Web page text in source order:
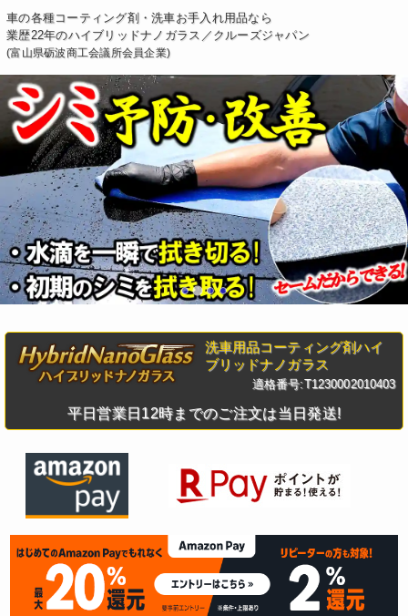
車の各種コーティング剤・洗車お手入れ用品なら
業歴22年のハイブリッドナノガラス／クルーズジャパン
(富山県砺波商工会議所会員企業)
洗車用品コーティング剤ハイ
ブリッドナノガラス
適格番号:T1230002010403
平日営業日12時までのご注文は当日発送!